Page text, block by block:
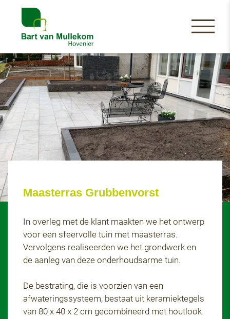
Maasterras Grubbenvorst
In overleg met de klant maakten we het ontwerp
voor een sfeervolle tuin met maasterras.
Vervolgens realiseerden we het grondwerk en
de aanleg van deze onderhoudsarme tuin.
De bestrating, die is voorzien van een
afwateringssysteem, bestaat uit keramiektegels
van 80 x 40 x 2 cm gecombineerd met houtlook